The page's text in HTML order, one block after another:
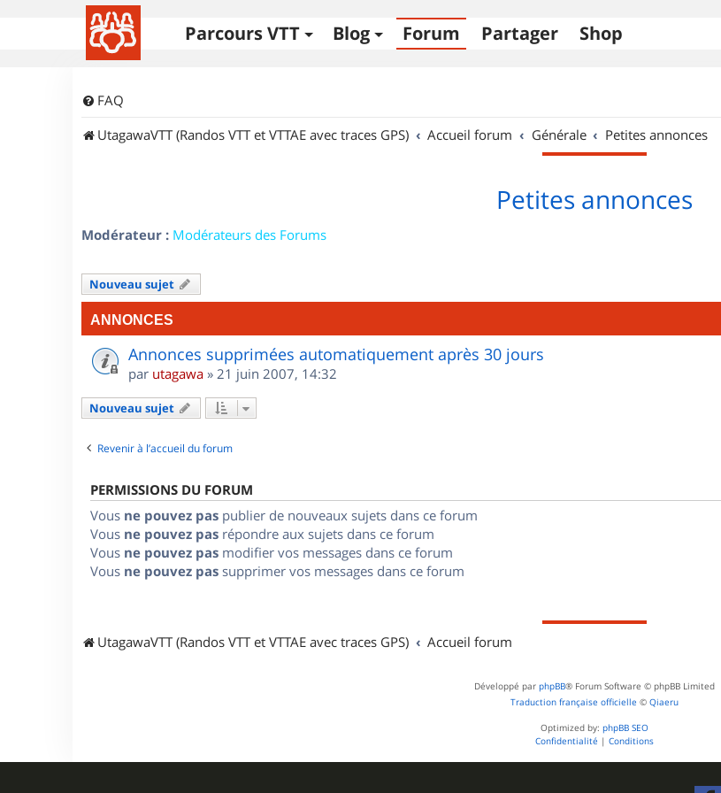
Parcours VTT Blog Forum Partager Shop
FAQ
UtagawaVTT (Randos VTT et VTTAE avec traces GPS)
Accueil forum Générale Petites annonces
Petites annonces
Modérateur : Modérateurs des Forums
Nouveau sujet
ANNONCES
Annonces supprimées automatiquement après 30 jours
par utagawa » 21 juin 2007, 14:32
Nouveau sujet
Revenir à l’accueil du forum
PERMISSIONS DU FORUM
Vous ne pouvez pas publier de nouveaux sujets dans ce forum
Vous ne pouvez pas répondre aux sujets dans ce forum
Vous ne pouvez pas modifier vos messages dans ce forum
Vous ne pouvez pas supprimer vos messages dans ce forum
UtagawaVTT (Randos VTT et VTTAE avec traces GPS) Accueil forum
Développé par phpBB® Forum Software © phpBB Limited
Traduction française officielle © Qiaeru
Optimized by: phpBB SEO
Confidentialité | Conditions